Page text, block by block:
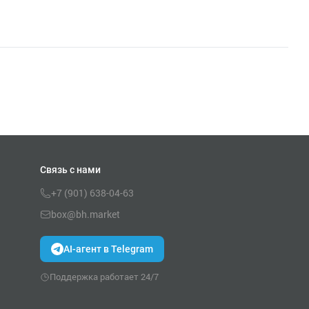
Связь с нами
+7 (901) 638-04-63
box@bh.market
AI-агент в Telegram
Поддержка работает 24/7